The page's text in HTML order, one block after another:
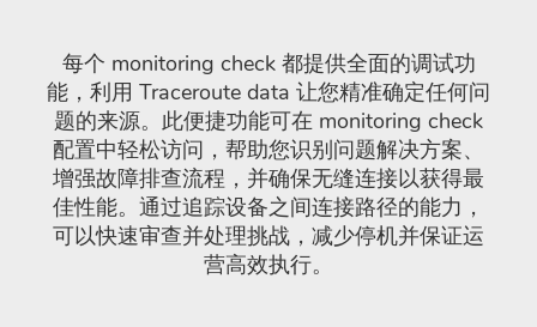
每个 monitoring check 都提供全面的调试功
能，利用 Traceroute data 让您精准确定任何问
题的来源。此便捷功能可在 monitoring check
配置中轻松访问，帮助您识别问题解决方案、
增强故障排查流程，并确保无缝连接以获得最
佳性能。通过追踪设备之间连接路径的能力，
可以快速审查并处理挑战，减少停机并保证运
营高效执行。